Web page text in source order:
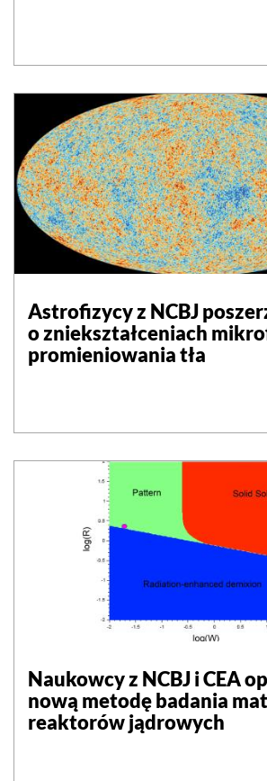
Astrofizycy z NCBJ
o zniekształceniach
promieniowania tła
Naukowcy z NCBJ i CEA
nową metodę badania
reaktorów jądrowych